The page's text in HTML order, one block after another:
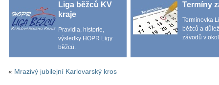
Liga běžců KV
kraje
Pravidla, historie,
výsledky HOPR Ligy
běžců.
Termíny
Termínovka
běžců a
závodů v
« Mrazivý jubilejní Karlovarský kros